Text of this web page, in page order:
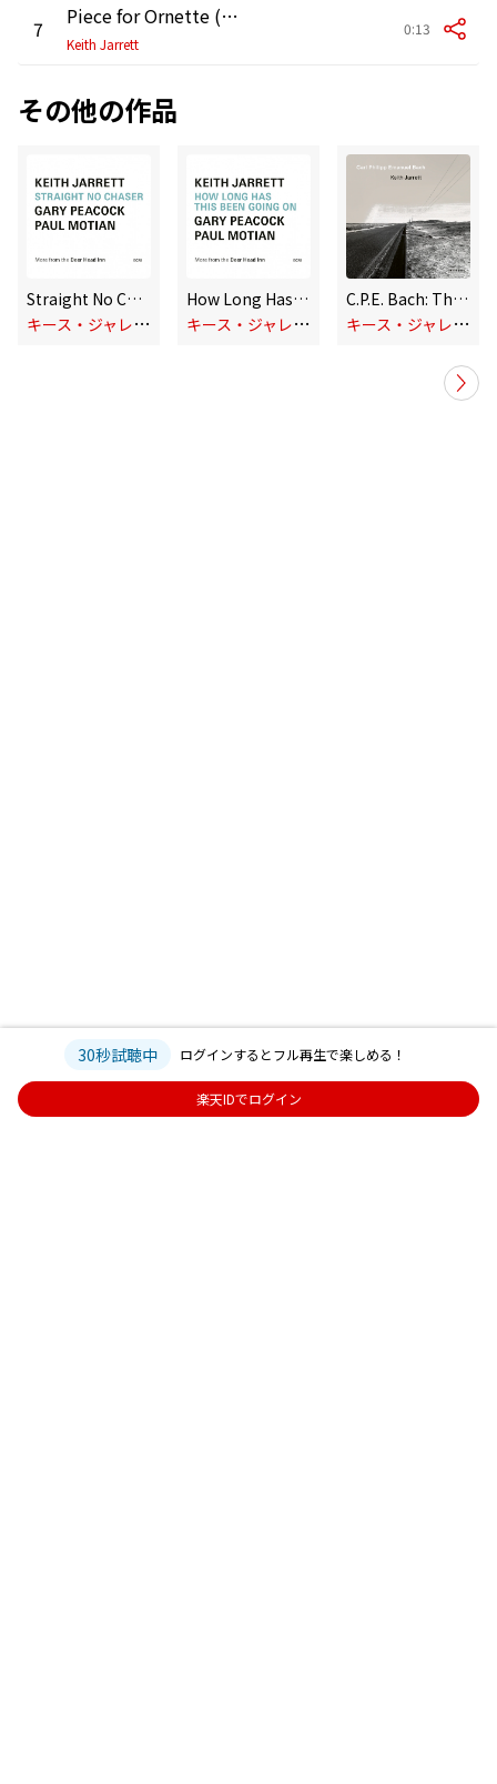
7 Piece for Ornette (S. V.)
Keith Jarrett
0:13
その他の作品
Straight No Chaser (Live)
キ
ース・ジャレット
How Long Has This Been Going On (Live)
キ
ース・ジャレット
C.P.E. Bach: The Württemberg Sonatas
キ
ース・ジャレット
30秒試聴中 ログインするとフル再生で楽しめる！
楽天IDでログイン